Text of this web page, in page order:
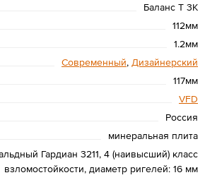
Баланс T 3К
112мм
1.2мм
Современный, Дизайнерский
117мм
VFD
Россия
минеральная плита
Гардиан 3211, 4 (наивысший) класс
взломостойкости, диаметр ригелей: 16 мм